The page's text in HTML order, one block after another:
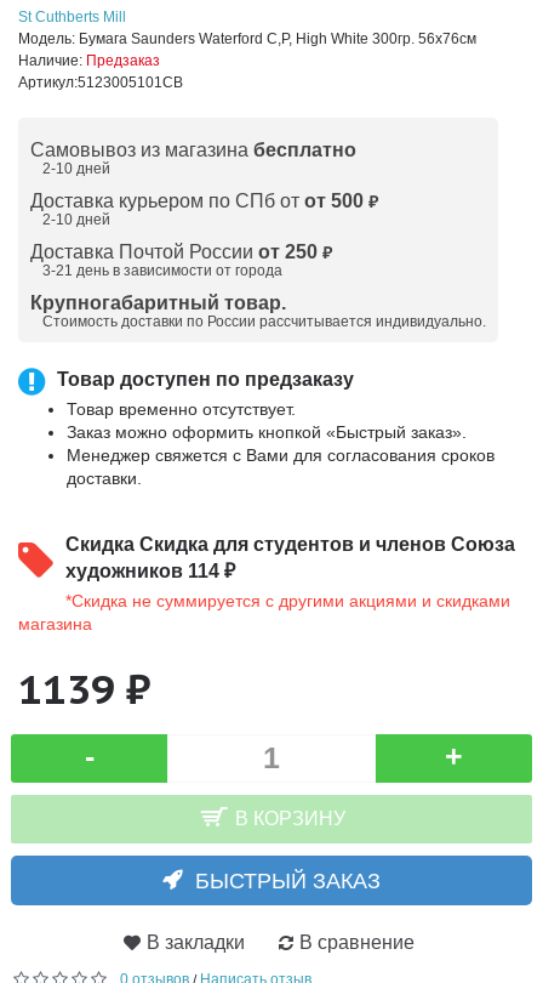
St Cuthberts Mill
Модель: Бумага Saunders Waterford C,P, High White 300гр. 56x76см
Наличие: Предзаказ
Артикул:5123005101CB
Самовывоз из магазина бесплатно
2-10 дней
Доставка курьером по СПб от от 500 ₽
2-10 дней
Доставка Почтой России от 250 ₽
3-21 день в зависимости от города
Крупногабаритный товар.
Стоимость доставки по России рассчитывается индивидуально.
Товар доступен по предзаказу
Товар временно отсутствует.
Заказ можно оформить кнопкой «Быстрый заказ».
Менеджер свяжется с Вами для согласования сроков
доставки.
Скидка Скидка для студентов и членов Союза
художников 114 ₽
*Скидка не суммируется с другими акциями и скидками
магазина
1139 ₽
- +
В КОРЗИНУ
БЫСТРЫЙ ЗАКАЗ
В закладки В сравнение
0 отзывов Написать отзыв